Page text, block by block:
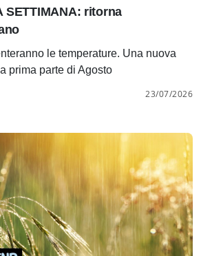
SETTIMANA: ritorna
le temperature. Una nuova
prima parte di Agosto
23/07/2026